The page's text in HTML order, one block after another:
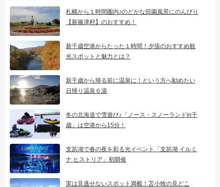
札幌から１時間圏内♪のどかな田園風景にのんびり
【新篠津村】のおすすめ！
新千歳空港からたった１時間！夕張のおすすめ観
光スポットと魅力とは？
新千歳から帰る前に温泉に！という方へ勧めたい
日帰り温泉６湯
冬の北海道で雪遊び♪「ノース・スノーランドin千
歳」は空港から15分！
支笏湖で春の夜を彩る光イベント「支笏湖 イルミ
ナ ヒストリア」初開催
実は見逃せないスポット満載！苫小牧の見どこ